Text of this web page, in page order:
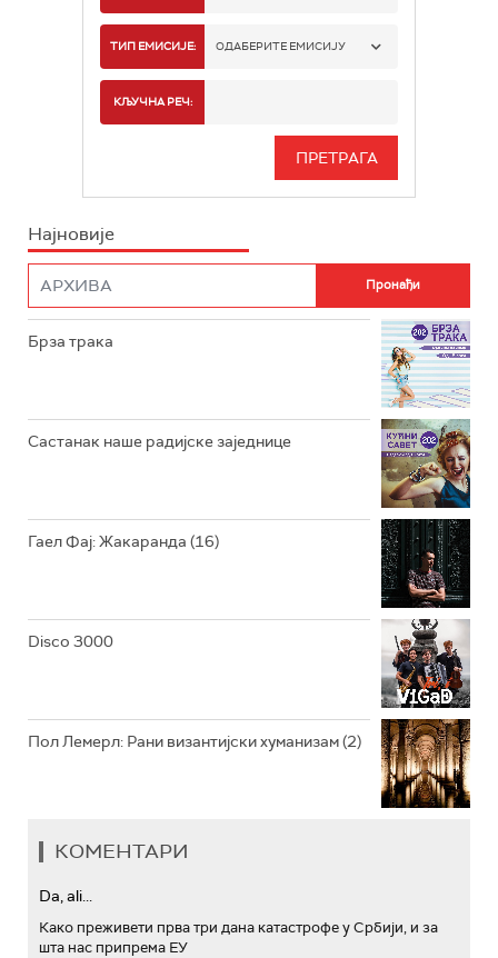
РАДИО БЕОГРАД 1
РАДИО БЕОГРАД 3
РАДИО РОКЕНРОЛЕР
РАДИО ЏЕЗЕР
ТИП ЕМИСИЈЕ: ОДАБЕРИТЕ ЕМИСИЈУ
ИНФО
КЉУЧНА РЕЧ:
Најновије
Брза трака
Састанак наше радијске заједнице
Гаел Фај: Жакаранда (16)
Disco 3000
Пол Лемерл: Рани византијски хуманизам (2)
КОМЕНТАРИ
Da, ali...
Како преживети прва три дана катастрофе у Србији, и за
шта нас припрема ЕУ